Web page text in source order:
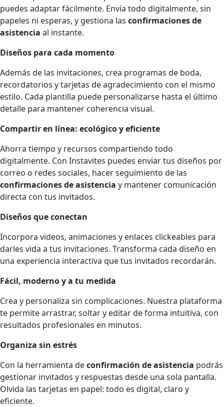
puedes adaptar fácilmente. Envía todo digitalmente, sin
papeles ni esperas, y gestiona las confirmaciones de
asistencia al instante.
Diseños para cada momento
Además de las invitaciones, crea programas de boda,
recordatorios y tarjetas de agradecimiento con el mismo
estilo. Cada plantilla puede personalizarse hasta el último
detalle para mantener coherencia visual.
Compartir en línea: ecológico y eficiente
Ahorra tiempo y recursos compartiendo todo
digitalmente. Con Instavites puedes enviar tus diseños por
correo o redes sociales, hacer seguimiento de las
confirmaciones de asistencia y mantener comunicación
directa con tus invitados.
Diseños que conectan
Incorpora videos, animaciones y enlaces clickeables para
darles vida a tus invitaciones. Transforma cada diseño en
una experiencia interactiva que tus invitados recordarán.
Fácil, moderno y a tu medida
Crea y personaliza sin complicaciones. Nuestra plataforma
te permite arrastrar, soltar y editar de forma intuitiva, con
resultados profesionales en minutos.
Organiza sin estrés
Con la herramienta deconfirmación de asistencia podrás
gestionar invitados y respuestas desde una sola pantalla.
Olvida las tarjetas en papel: todo es digital, claro y
eficiente.